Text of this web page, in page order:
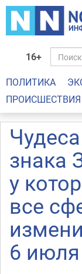
16+
ПОЛИТИКА
ПРОИСШЕСТВИЯ
знака
у
все
6 июля